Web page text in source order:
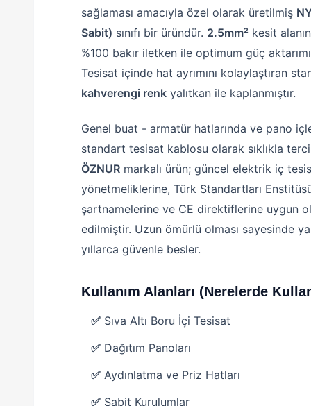
sağlaması amacıyla özel olarak üretilmiş
Sabit) sınıfı bir üründür. 2.5mm² kesit
%100 bakır iletken ile optimum güç
Tesisat içinde hat ayrımını kolaylaştıran
kahverengi renk yalıtkan ile kaplanmıştır.
Genel buat - armatür hatlarında ve pano
standart tesisat kablosu olarak sıklıkla
ÖZNUR markalı ürün; güncel elektrik iç
yönetmeliklerine, Türk Standartları
şartnamelerine ve CE direktiflerine uygun
edilmiştir. Uzun ömürlü olması sayesinde
yıllarca güvenle besler.
Kullanım Alanları (Nerelerde
✅ Sıva Altı Boru İçi Tesisat
✅ Dağıtım Panoları
✅ Aydınlatma ve Priz Hatları
✅ Sabit Kurulumlar